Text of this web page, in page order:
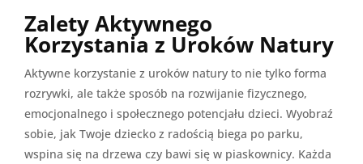
Zalety Aktywnego
Korzystania z Uroków Natury
Aktywne korzystanie z uroków natury to nie tylko forma
rozrywki, ale także sposób na rozwijanie fizycznego,
emocjonalnego i społecznego potencjału dzieci. Wyobraź
sobie, jak Twoje dziecko z radością biega po parku,
wspina się na drzewa czy bawi się w piaskownicy. Każda